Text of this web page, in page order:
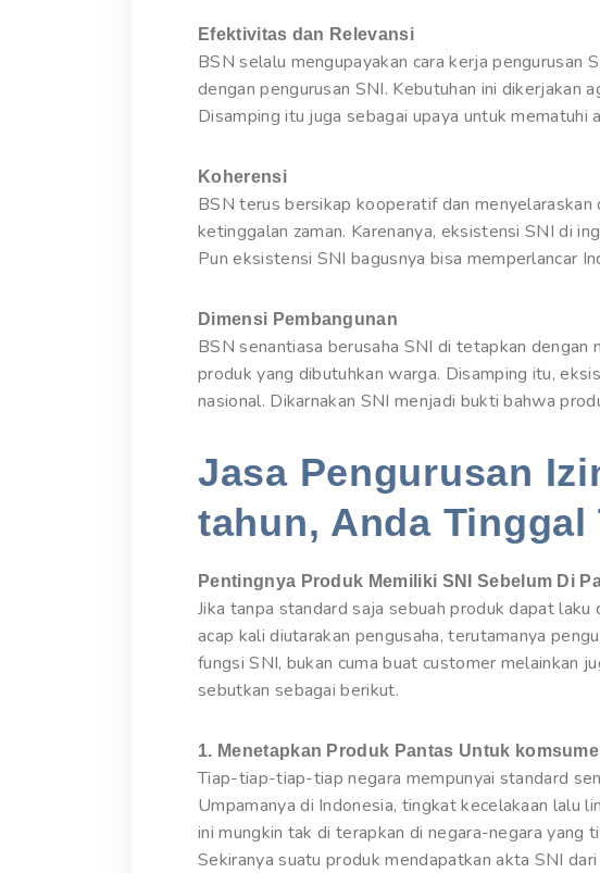
Efektivitas dan Relevansi
BSN selalu mengupayakan cara kerja pengurusan
dengan pengurusan SNI. Kebutuhan ini dikerjakan
Disamping itu juga sebagai upaya untuk mematuhi
Koherensi
BSN terus bersikap kooperatif dan menyelaraskan
ketinggalan zaman. Karenanya, eksistensi SNI di
Pun eksistensi SNI bagusnya bisa memperlancar
Dimensi Pembangunan
BSN senantiasa berusaha SNI di tetapkan
produk yang dibutuhkan warga. Disamping itu,
nasional. Dikarnakan SNI menjadi bukti bahwa
Jasa Pengurusan
tahun, Anda Tinggal
Pentingnya Produk Memiliki SNI Sebelum Di
Jika tanpa standard saja sebuah produk dapat
acap kali diutarakan pengusaha, terutamanya
fungsi SNI, bukan cuma buat customer melainkan
sebutkan sebagai berikut.
1. Menetapkan Produk Pantas Untuk
Tiap-tiap-tiap-tiap negara mempunyai standard
Umpamanya di Indonesia, tingkat kecelakaan lalu
ini mungkin tak di terapkan di negara-negara yang
Sekiranya suatu produk mendapatkan akta SNI